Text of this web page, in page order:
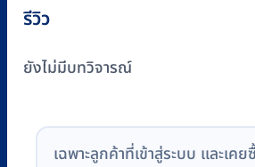
รีวิว
ยังไม่มีบทวิจารณ์
เฉพาะลูกค้าที่เข้าสู่ระบบ และเค